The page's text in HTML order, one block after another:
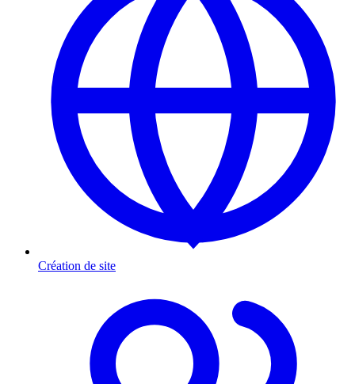
Création de site